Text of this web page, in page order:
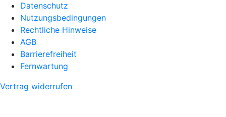
Datenschutz
Nutzungsbedingungen
Rechtliche Hinweise
AGB
Barrierefreiheit
Fernwartung
Vertrag widerrufen